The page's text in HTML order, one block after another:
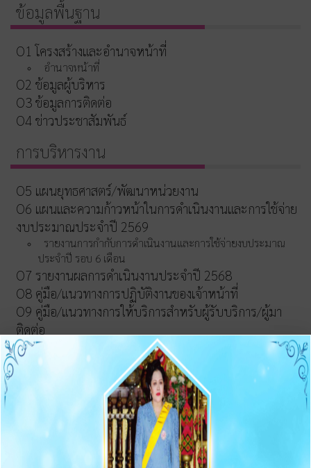
ข้อมูลพื้นฐาน
O1 โครงสร้างและอำนาจหน้าที่
อำนาจหน้าที่
O2 ข้อมูลผู้บริหาร
O3 ข้อมูลการติดต่อ
O4 ข่าวประชาสัมพันธ์
การบริหารงาน
O5 แผนยุทธศาสตร์/พัฒนาหน่วยงาน
O6 แผนและความก้าวหน้าในการดำเนินงานและการใช้จ่าย
งบประมาณประจำปี 2569
รายงานการกำกับการดำเนินงานและการใช้จ่ายงบประมาณ
ประจำปี รอบ 6 เดือน
O7 รายงานผลการดำเนินงานประจำปี 2568
O8 คู่มือ/แนวทางการปฏิบัติงานของเจ้าหน้าที่
O9 คู่มือ/แนวทางการให้บริการสำหรับผู้รับบริการ/ผู้มา
ติดต่อ
O10 E-Service
การบริหารเงินงบประมาณ
รายการและความก้าวหน้าการจัดซื้อจัดจ้างและจัดหาพัสดุ
ประกาศต่างๆ เกี่ยวกับการจัดซื้อจัดจ้าง/จัดหาพัสดุ
ความก้าวหน้าการจัดซื้อจัดจ้าง/จัดหาพัสดุ
O11 สรุปผลการจัดซื้อจัดจ้าง/จัดหาพัสดุรายเดือน